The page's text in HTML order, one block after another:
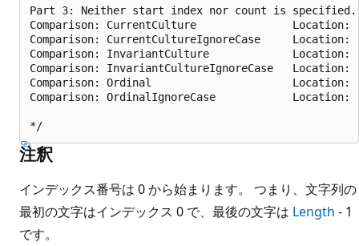
Part 3: Neither start index nor count is specified.
Comparison: CurrentCulture               Location:
Comparison: CurrentCultureIgnoreCase     Location:
Comparison: InvariantCulture             Location:
Comparison: InvariantCultureIgnoreCase   Location:
Comparison: Ordinal                      Location:
Comparison: OrdinalIgnoreCase            Location:
注釈
インデックス番号は 0 から始まります。 つまり、文字列の
最初の文字はインデックス 0 で、最後の文字は Length - 1
です。